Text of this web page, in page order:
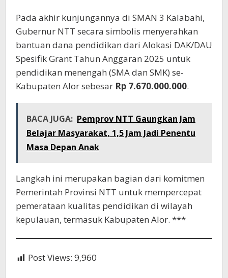
Pada akhir kunjungannya di SMAN 3 Kalabahi,
Gubernur NTT secara simbolis menyerahkan
bantuan dana pendidikan dari Alokasi DAK/DAU
Spesifik Grant Tahun Anggaran 2025 untuk
pendidikan menengah (SMA dan SMK) se-
Kabupaten Alor sebesar Rp 7.670.000.000.
BACA JUGA: Pemprov NTT Gaungkan Jam
Belajar Masyarakat, 1,5 Jam Jadi Penentu
Masa Depan Anak
Langkah ini merupakan bagian dari komitmen
Pemerintah Provinsi NTT untuk mempercepat
pemerataan kualitas pendidikan di wilayah
kepulauan, termasuk Kabupaten Alor. ***
Post Views: 9,960